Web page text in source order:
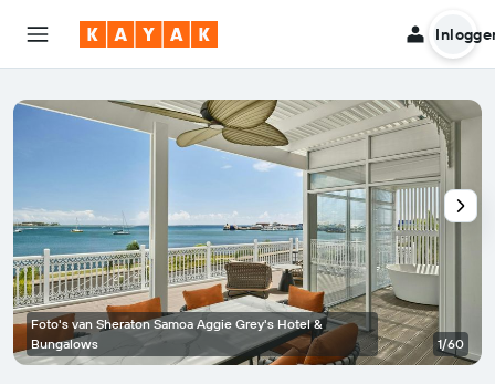
Foto's van Sheraton Samoa Aggie Grey's Hotel &
Bungalows
1/60